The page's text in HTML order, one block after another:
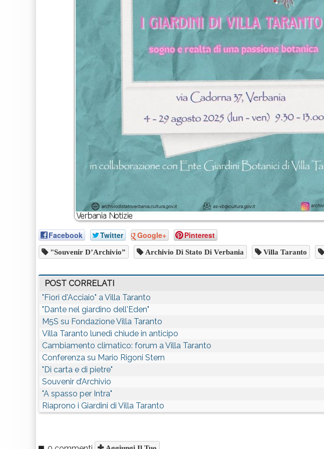
Facebook Twitter Google+ Pinterest
"Souvenir D’Archivio” Archivio Di Stato Di Verbania Villa Taranto
POST CORRELATI
"Fiori d'Acciaio" a Villa Taranto
"Dante nel giardino dell'Eden"
M5S su Fondazione Villa Taranto
Villa Taranto lunedì chiude in anticipo
Cambiamento climatico: forum a Villa Taranto
Conferenza su Mario Rigoni Stern
"Di carta e di pietre"
Souvenir d’Archivio
"A spasso per Intra"
Riaprono i Giardini di Villa Taranto